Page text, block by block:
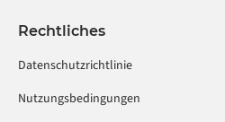
Rechtliches
Datenschutzrichtlinie
Nutzungsbedingungen